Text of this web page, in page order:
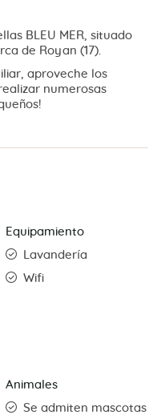
BLEU MER, situado
de Royan (17).
aproveche los
numerosas
Equipamiento
Lavandería
Wifi
Animales
Se admiten mascotas